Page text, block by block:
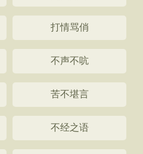
打情骂俏
不声不吭
苦不堪言
不经之语